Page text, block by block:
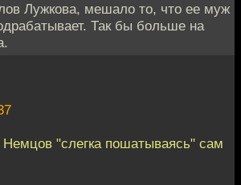
Лужкова, мешало то, что ее муж
Так бы больше на
"слегка пошатываясь" сам